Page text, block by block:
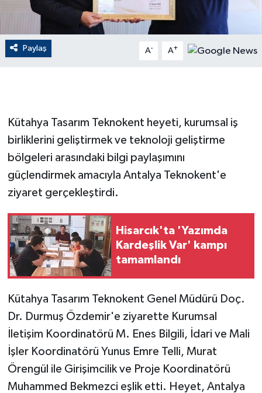
Paylaş A- A+
Kütahya Tasarım Teknokent heyeti, kurumsal iş
birliklerini geliştirmek ve teknoloji geliştirme
bölgeleri arasındaki bilgi paylaşımını
güçlendirmek amacıyla Antalya Teknokent'e
ziyaret gerçekleştirdi.
Hisarcık'ta 'Yazımda
Kardeşlik Var' kampı
tamamlandı
Kütahya Tasarım Teknokent Genel Müdürü Doç.
Dr. Durmuş Özdemir'e ziyarette Kurumsal
İletişim Koordinatörü M. Enes Bilgili, İdari ve Mali
İşler Koordinatörü Yunus Emre Telli, Murat
Örengül ile Girişimcilik ve Proje Koordinatörü
Muhammed Bekmezci eşlik etti. Heyet, Antalya
Finans
Flaş Haber
GÜNDEM
Güvenlik
HABERDE İNSAN
İNSAN
İş Dünyası
Kadın
MAGAZİN